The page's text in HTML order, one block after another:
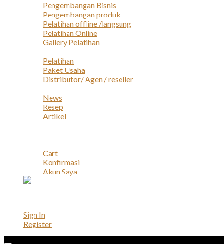
Pengembangan Bisnis
Pengembangan produk
Pelatihan offline /langsung
Pelatihan Online
Gallery Pelatihan
Pelatihan
Paket Usaha
Distributor/ Agen / reseller
News
Resep
Artikel
Cart
Konfirmasi
Akun Saya
Sign In
Register